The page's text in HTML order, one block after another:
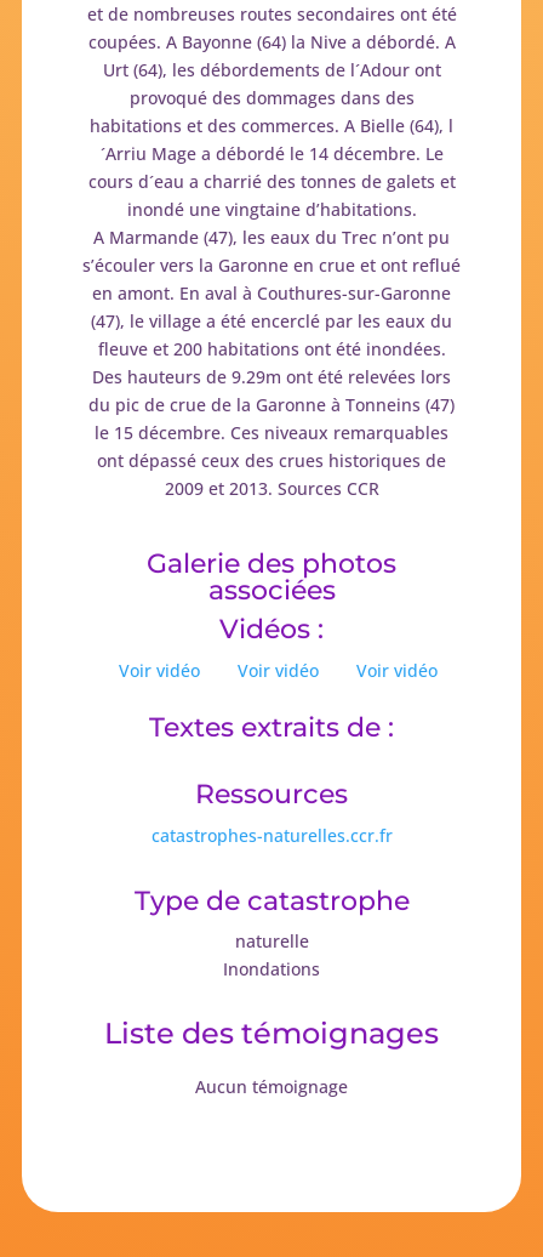
et de nombreuses routes secondaires ont été
coupées. A Bayonne (64) la Nive a débordé. A
Urt (64), les débordements de l´Adour ont
provoqué des dommages dans des
habitations et des commerces. A Bielle (64), l
´Arriu Mage a débordé le 14 décembre. Le
cours d´eau a charrié des tonnes de galets et
inondé une vingtaine d’habitations.
A Marmande (47), les eaux du Trec n’ont pu
s’écouler vers la Garonne en crue et ont reflué
en amont. En aval à Couthures-sur-Garonne
(47), le village a été encerclé par les eaux du
fleuve et 200 habitations ont été inondées.
Des hauteurs de 9.29m ont été relevées lors
du pic de crue de la Garonne à Tonneins (47)
le 15 décembre. Ces niveaux remarquables
ont dépassé ceux des crues historiques de
2009 et 2013. Sources CCR
Galerie des photos
associées
Vidéos :
Voir vidéo Voir vidéo Voir vidéo
Textes extraits de :
Ressources
catastrophes-naturelles.ccr.fr
Type de catastrophe
naturelle
Inondations
Liste des témoignages
Aucun témoignage